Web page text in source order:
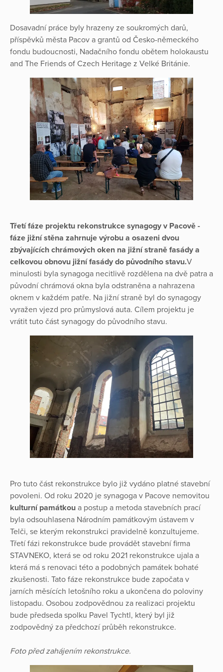
Dosavadní práce byly hrazeny ze soukromých darů,
příspěvků města Pacov a grantů od Česko-německého
fondu budoucnosti, Nadačního fondu obětem holokaustu
and The Friends of Czech Heritage z Velké Británie.
Třetí fáze projektu rekonstrukce synagogy v Pacově -
fáze jižní stěna zahrnuje výrobu a osazeni dvou
zbývajících chrámových oken na jižní straně fasády a
celkovou obnovu jižní fasády do původního stavu.V
minulosti byla synagoga necitlivě rozdělena na dvě patra a
původní chrámová okna byla odstraněna a nahrazena
oknem v každém patře. Na jižní straně byl do synagogy
vyražen vjezd pro průmyslová auta. Cílem projektu je
vrátit tuto část synagogy do původního stavu.
Pro tuto část rekonstrukce bylo již vydáno platné stavební
povoleni. Od roku 2020 je synagoga v Pacove nemovitou
kulturní památkou a postup a metoda stavebních prací
byla odsouhlasena Národním památkovým ústavem v
Telči, se kterým rekonstrukci pravidelně konzultujeme.
Třetí fázi rekonstrukce bude provádět stavební firma
STAVNEKO, která se od roku 2021 rekonstrukce ujala a
která má s renovaci této a podobných památek bohaté
zkušenosti. Tato fáze rekonstrukce bude započata v
jarních měsících letošního roku a ukončena do poloviny
listopadu. Osobou zodpovědnou za realizaci projektu
bude předseda spolku Pavel Tychtl, který byl již
zodpovědný za předchozí průběh rekonstrukce.
Foto před zahájením rekonstrukce.